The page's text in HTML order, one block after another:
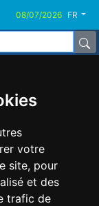
votre
site, pour
et des
trafic de
FR